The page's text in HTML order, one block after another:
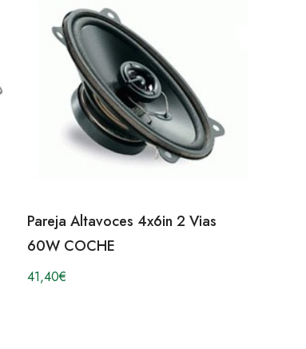
Pareja Altavoces 4x6in 2 Vias
60W COCHE
41,40€